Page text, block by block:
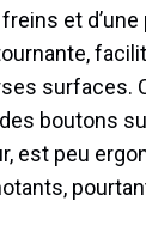
et d’une
surfaces.
boutons
est peu